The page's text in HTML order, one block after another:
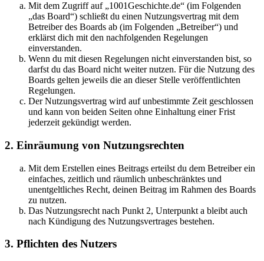
Mit dem Zugriff auf „1001Geschichte.de“ (im Folgenden
„das Board“) schließt du einen Nutzungsvertrag mit dem
Betreiber des Boards ab (im Folgenden „Betreiber“) und
erklärst dich mit den nachfolgenden Regelungen
einverstanden.
Wenn du mit diesen Regelungen nicht einverstanden bist, so
darfst du das Board nicht weiter nutzen. Für die Nutzung des
Boards gelten jeweils die an dieser Stelle veröffentlichten
Regelungen.
Der Nutzungsvertrag wird auf unbestimmte Zeit geschlossen
und kann von beiden Seiten ohne Einhaltung einer Frist
jederzeit gekündigt werden.
2. Einräumung von Nutzungsrechten
Mit dem Erstellen eines Beitrags erteilst du dem Betreiber ein
einfaches, zeitlich und räumlich unbeschränktes und
unentgeltliches Recht, deinen Beitrag im Rahmen des Boards
zu nutzen.
Das Nutzungsrecht nach Punkt 2, Unterpunkt a bleibt auch
nach Kündigung des Nutzungsvertrages bestehen.
3. Pflichten des Nutzers